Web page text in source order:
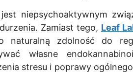
niepsychoaktywnym
Zamiast tego, Leaf
zdolność do
własne
stresu i poprawy